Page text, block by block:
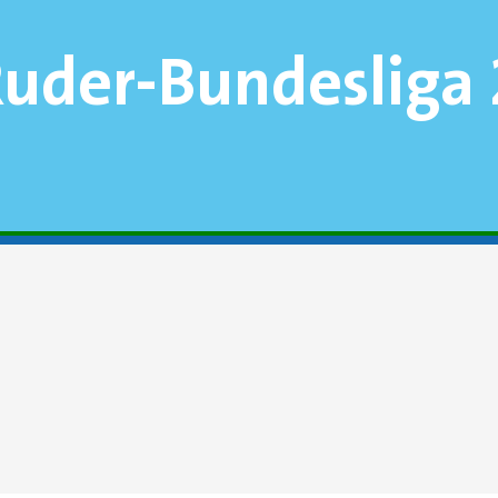
Bundesliga